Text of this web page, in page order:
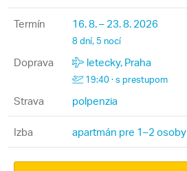
Termín 16. 8. – 23. 8. 2026
8 dní, 5 nocí
Doprava letecky, Praha
19:40 · s prestupom
Strava polpenzia
Izba apartmán pre 1–2 osoby